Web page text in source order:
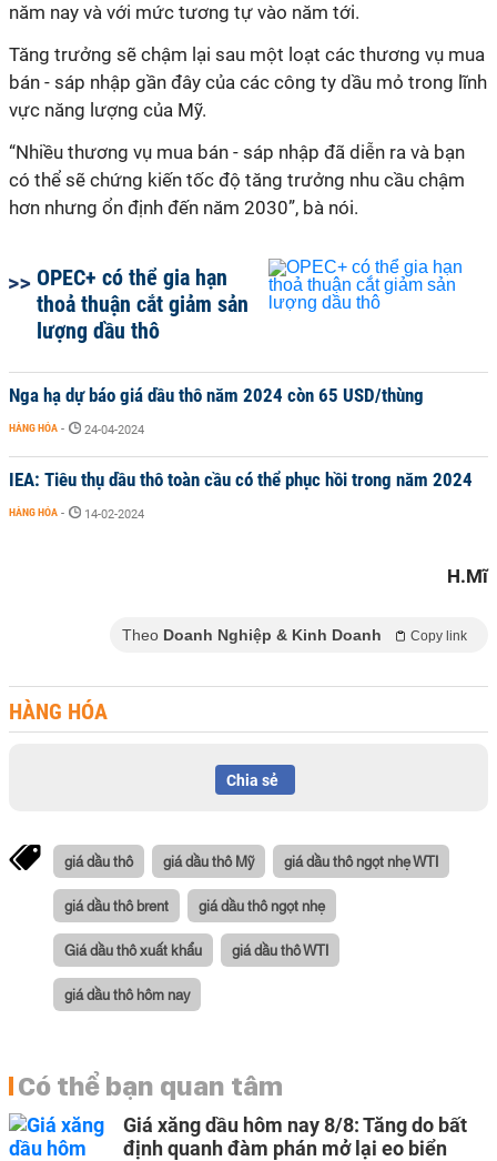
năm nay và với mức tương tự vào năm tới.
Tăng trưởng sẽ chậm lại sau một loạt các thương vụ mua
bán - sáp nhập gần đây của các công ty dầu mỏ trong lĩnh
vực năng lượng của Mỹ.
“Nhiều thương vụ mua bán - sáp nhập đã diễn ra và bạn
có thể sẽ chứng kiến tốc độ tăng trưởng nhu cầu chậm
hơn nhưng ổn định đến năm 2030”, bà nói.
OPEC+ có thể gia hạn
thoả thuận cắt giảm sản
lượng dầu thô
Nga hạ dự báo giá dầu thô năm 2024 còn 65 USD/thùng
HÀNG HÓA - 24-04-2024
IEA: Tiêu thụ dầu thô toàn cầu có thể phục hồi trong năm 2024
HÀNG HÓA - 14-02-2024
H.Mĩ
Theo Doanh Nghiệp & Kinh Doanh Copy link
HÀNG HÓA
Chia sẻ
giá dầu thô giá dầu thô Mỹ giá dầu thô ngọt nhẹ WTI
giá dầu thô brent giá dầu thô ngọt nhẹ
Giá dầu thô xuất khẩu giá dầu thô WTI
giá dầu thô hôm nay
Có thể bạn quan tâm
Giá xăng dầu hôm nay 8/8: Tăng do bất
định quanh đàm phán mở lại eo biển